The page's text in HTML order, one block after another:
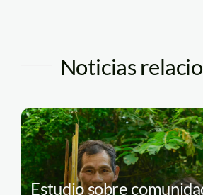
Noticias
Estudio sobre